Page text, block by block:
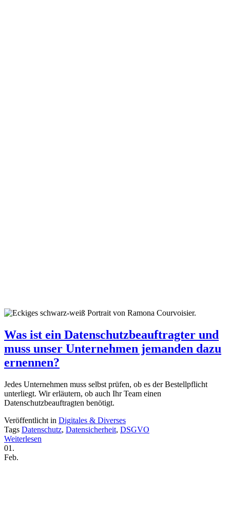
Was ist ein Datenschutzbeauftragter und
muss unser Unternehmen jemanden dazu
ernennen?
Jedes Unternehmen muss selbst prüfen, ob es der Bestellpflicht
unterliegt. Wir erläutern, ob auch Ihr Team einen
Datenschutzbeauftragten benötigt.
Veröffentlicht in Digitales & Diverses
Tags Datenschutz, Datensicherheit, DSGVO
Weiterlesen
01.
Feb.